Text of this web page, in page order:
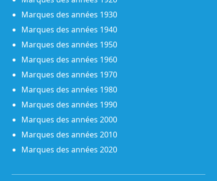
Marques des années 1930
Marques des années 1940
Marques des années 1950
Marques des années 1960
Marques des années 1970
Marques des années 1980
Marques des années 1990
Marques des années 2000
Marques des années 2010
Marques des années 2020